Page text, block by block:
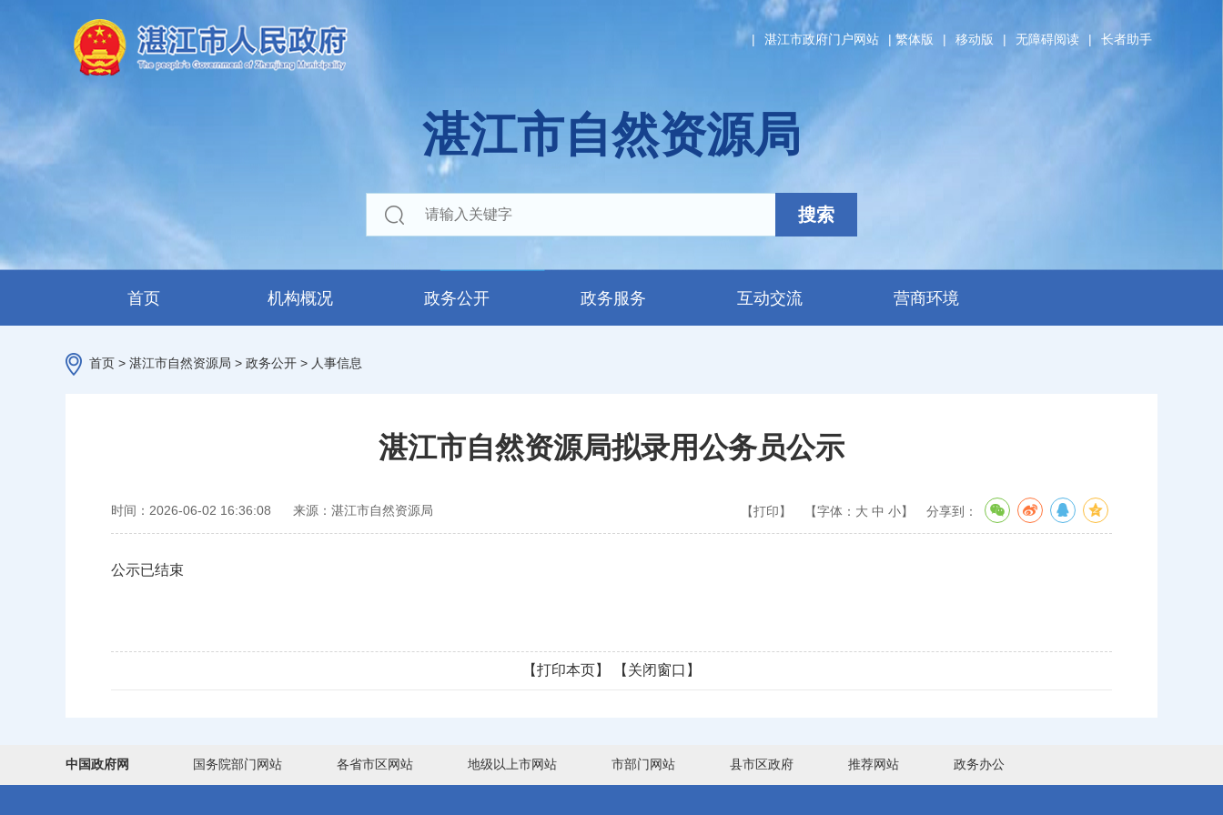
| 湛江市政府门户网站 | 繁体版 | 移动版 | 无障碍阅读 | 长者助手
湛江市自然资源局
搜索
首页 机构概况 政务公开 政务服务 互动交流 营商环境
首页 > 湛江市自然资源局 > 政务公开 > 人事信息
湛江市自然资源局拟录用公务员公示
时间：2026-06-02 16:36:08 来源：湛江市自然资源局 【打印】 【字体： 大 中 小】 分享到：
公示已结束
【打印本页】 【关闭窗口】
中国政府网 国务院部门网站 各省市区网站 地级以上市网站 市部门网站 县市区政府 推荐网站 政务办公